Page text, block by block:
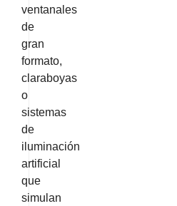
ventanales
de
gran
formato,
claraboyas
o
sistemas
de
iluminación
artificial
que
simulan